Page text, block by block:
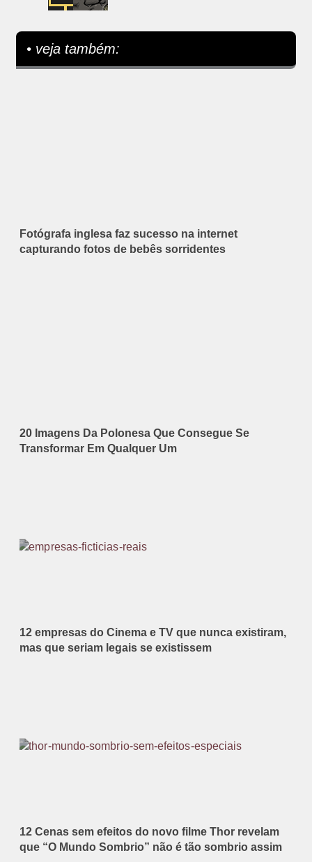
• veja também:
Fotógrafa inglesa faz sucesso na internet
capturando fotos de bebês sorridentes
20 Imagens Da Polonesa Que Consegue Se
Transformar Em Qualquer Um
12 empresas do Cinema e TV que nunca existiram,
mas que seriam legais se existissem
12 Cenas sem efeitos do novo filme Thor revelam
que “O Mundo Sombrio” não é tão sombrio assim